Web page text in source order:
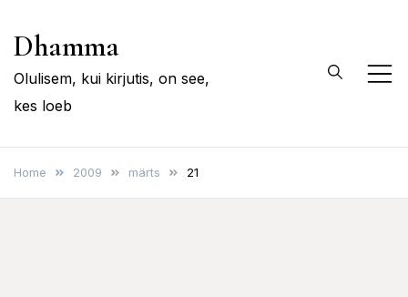
Dhamma
Olulisem, kui kirjutis, on see,
kes loeb
Home 2009 märts 21